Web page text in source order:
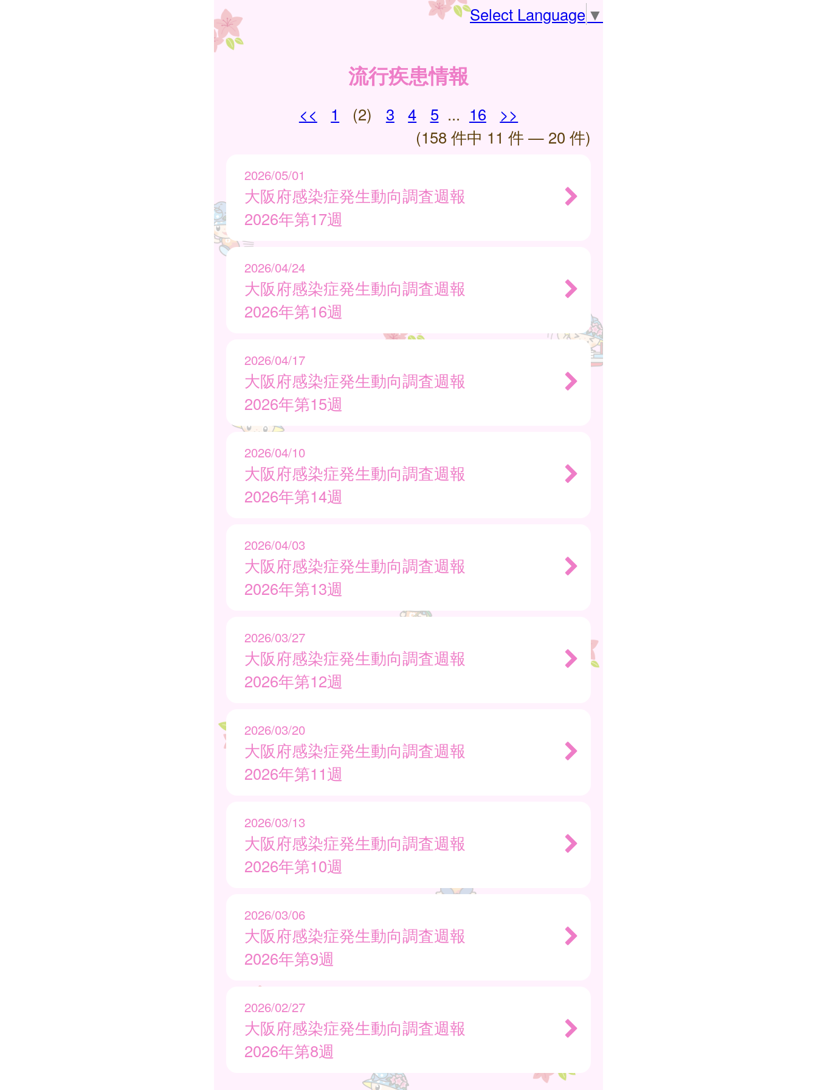
Select Language ▼
流行疾患情報
<< 1 (2) 3 4 5 ... 16
>>
(158 件中 11 件 — 20 件)
2026/05/01
大阪府感染症発生動向調査週報
2026年第17週
2026/04/24
大阪府感染症発生動向調査週報
2026年第16週
2026/04/17
大阪府感染症発生動向調査週報
2026年第15週
2026/04/10
大阪府感染症発生動向調査週報
2026年第14週
2026/04/03
大阪府感染症発生動向調査週報
2026年第13週
2026/03/27
大阪府感染症発生動向調査週報
2026年第12週
2026/03/20
大阪府感染症発生動向調査週報
2026年第11週
2026/03/13
大阪府感染症発生動向調査週報
2026年第10週
2026/03/06
大阪府感染症発生動向調査週報
2026年第9週
2026/02/27
大阪府感染症発生動向調査週報
2026年第8週